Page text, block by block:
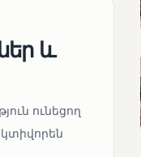
և
ունեցող